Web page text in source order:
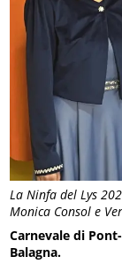
La Ninfa del Lys
Monica Consol e
Carnevale di
Balagna.